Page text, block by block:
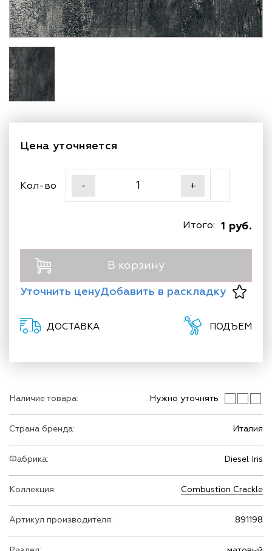
Наличие товара: Нужно уточнять
Страна бренда: Италия
Фабрика: Diesel Iris
Коллекция: Combustion Crackle
Артикул производителя: 891198
Цена уточняется
Кол-во - +
1 руб.
Итого:
В корзину
Уточнить ценуДобавить в раскладку
ДОСТАВКА ПОДЪЕМ